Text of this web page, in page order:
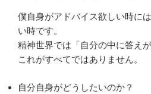
僕自身がアドバイス欲しい時に
い時です。
精神世界では「自分の中に答え
これがすべてではありません。
自分自身がどうしたいのか？